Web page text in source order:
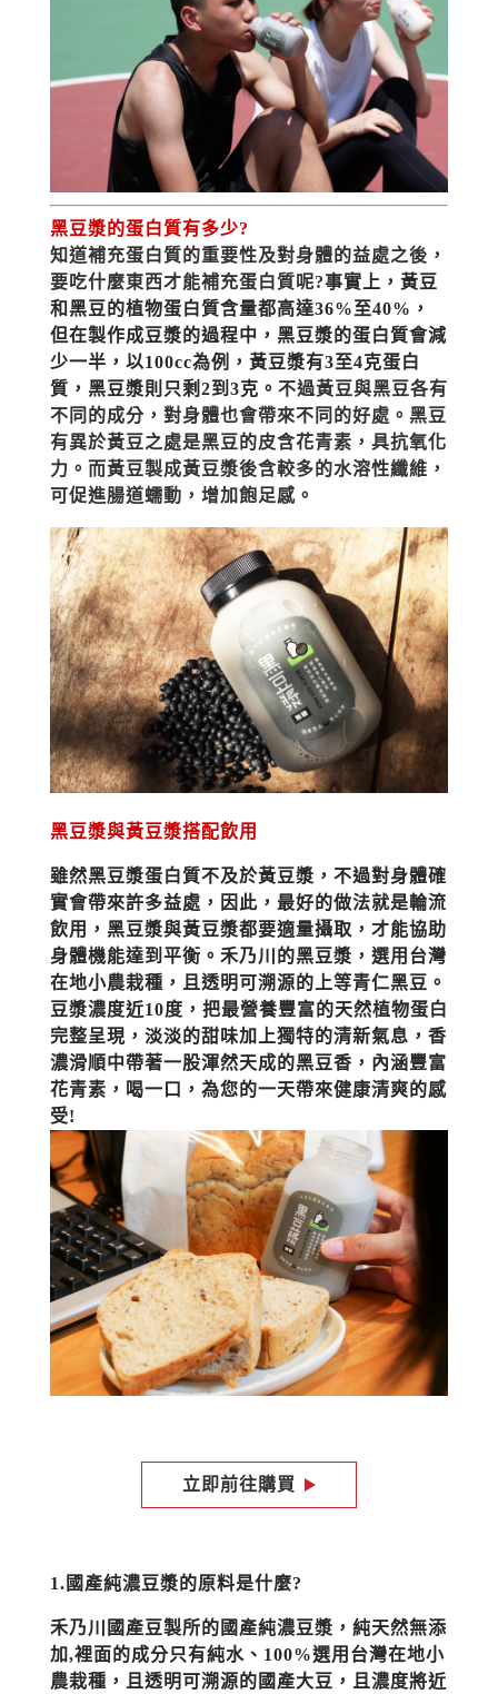
黑豆漿的蛋白質有多少?
知道補充蛋白質的重要性及對身體的益處之後，
要吃什麼東西才能補充蛋白質呢?事實上，黃豆
和黑豆的植物蛋白質含量都高達36%至40%，
但在製作成豆漿的過程中，黑豆漿的蛋白質會減
少一半，以100cc為例，黃豆漿有3至4克蛋白
質，黑豆漿則只剩2到3克。 不過黃豆與黑豆各有
不同的成分，對身體也會帶來不同的好處。黑豆
有異於黃豆之處是黑豆的皮含花青素，具抗氧化
力。而黃豆製成黃豆漿後含較多的水溶性纖維，
可促進腸道蠕動，增加飽足感。
黑豆漿與黃豆漿搭配飲用
雖然黑豆漿蛋白質不及於黃豆漿，不過對身體確
實會帶來許多益處，因此，最好的做法就是輪流
飲用，黑豆漿與黃豆漿都要適量攝取，才能協助
身體機能達到平衡。 禾乃川的黑豆漿，選用台灣
在地小農栽種，且透明可溯源的上等青仁黑豆。
豆漿濃度近10度，把最營養豐富的天然植物蛋白
完整呈現，淡淡的甜味加上獨特的清新氣息，香
濃滑順中帶著一股渾然天成的黑豆香，內涵豐富
花青素，喝一口，為您的一天帶來健康清爽的感
受!
立即前往購買
1.國產純濃豆漿的原料是什麼?
禾乃川國產豆製所的國產純濃豆漿，純天然無添
加,裡面的成分只有純水、100%選用台灣在地小
農栽種，且透明可溯源的國產大豆，且濃度將近